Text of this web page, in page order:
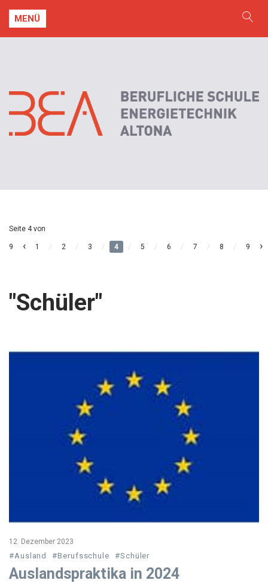
MENÜ
Seite 4 von
9 ‹ 1 / 2 / 3 / 4 / 5 / 6 / 7 / 8 / 9 ›
"Schüler"
12. Dezember 2023
#Ausland #Berufsschule #Schüler
Auslandspraktika in 2024